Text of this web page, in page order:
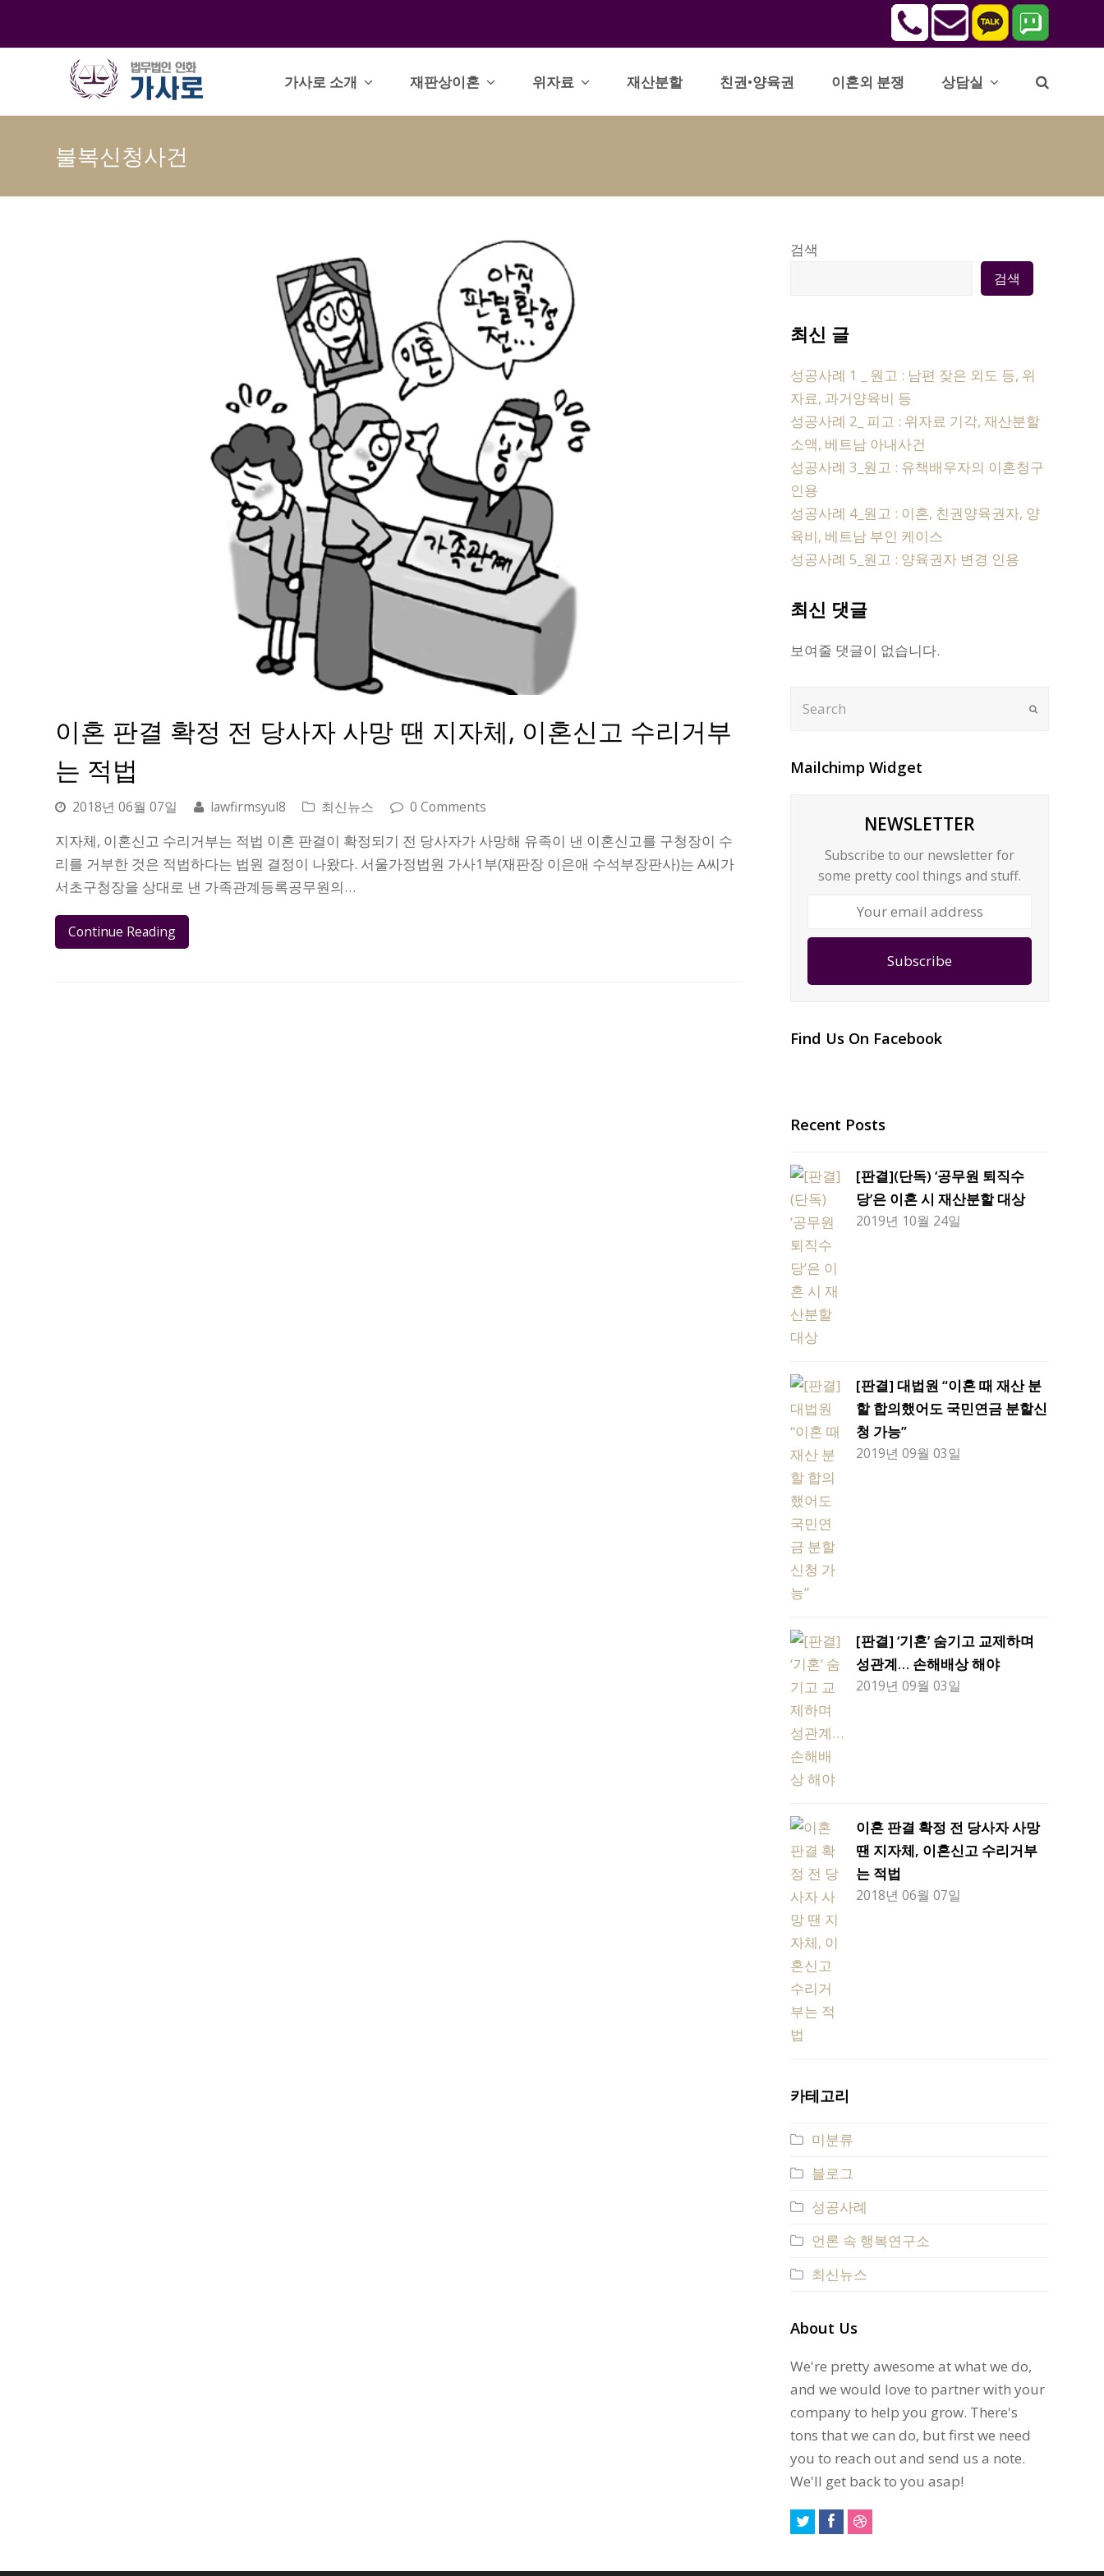
가사로 소개 재판상이혼 위자료 재산분할 친권•양육권 이혼외 분쟁 상담실
불복신청사건
이혼 판결 확정 전 당사자 사망 땐 지자체, 이혼신고 수리거부
는 적법
2018년 06월 07일 lawfirmsyul8 최신뉴스 0 Comments
지자체, 이혼신고 수리거부는 적법 이혼 판결이 확정되기 전 당사자가 사망해 유족이 낸 이혼신고를 구청장이 수
리를 거부한 것은 적법하다는 법원 결정이 나왔다. 서울가정법원 가사1부(재판장 이은애 수석부장판사)는 A씨가
서초구청장을 상대로 낸 가족관계등록공무원의…
Continue Reading
검색
검색
최신 글
성공사례 1 _ 원고 : 남편 잦은 외도 등, 위
자료, 과거양육비 등
성공사례 2_ 피고 : 위자료 기각, 재산분할
소액, 베트남 아내사건
성공사례 3_원고 : 유책배우자의 이혼청구
인용
성공사례 4_원고 : 이혼, 친권양육권자, 양
육비, 베트남 부인 케이스
성공사례 5_원고 : 양육권자 변경 인용
최신 댓글
보여줄 댓글이 없습니다.
Submit
Mailchimp Widget
NEWSLETTER
Subscribe to our newsletter for
some pretty cool things and stuff.
Subscribe
Find Us On Facebook
Recent Posts
[판결](단독) ‘공무원 퇴직수
당’은 이혼 시 재산분할 대상
2019년 10월 24일
[판결] 대법원 “이혼 때 재산 분
할 합의했어도 국민연금 분할신
청 가능”
2019년 09월 03일
[판결] ‘기혼’ 숨기고 교제하며
성관계… 손해배상 해야
2019년 09월 03일
이혼 판결 확정 전 당사자 사망
땐 지자체, 이혼신고 수리거부
는 적법
2018년 06월 07일
카테고리
미분류
블로그
성공사례
언론 속 행복연구소
최신뉴스
About Us
We're pretty awesome at what we do,
and we would love to partner with your
company to help you grow. There's
tons that we can do, but first we need
you to reach out and send us a note.
We'll get back to you asap!